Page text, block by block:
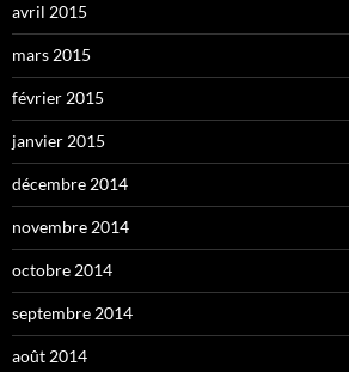
avril 2015
mars 2015
février 2015
janvier 2015
décembre 2014
novembre 2014
octobre 2014
septembre 2014
août 2014